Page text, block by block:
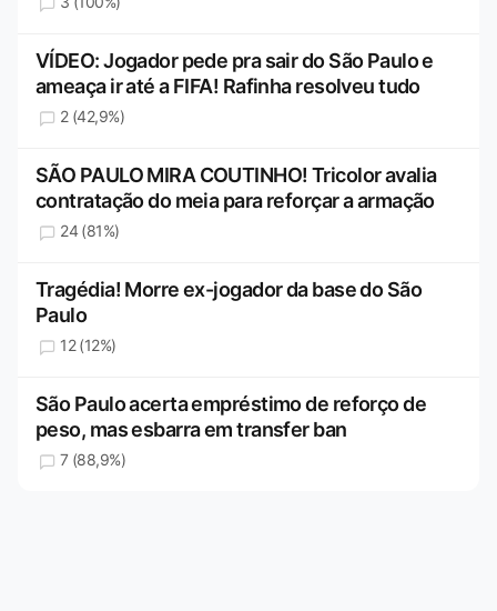
VÍDEO: Jogador pede pra sair do São Paulo e
ameaça ir até a FIFA! Rafinha resolveu tudo
2 (42,9%)
SÃO PAULO MIRA COUTINHO! Tricolor avalia
contratação do meia para reforçar a armação
24 (81%)
Tragédia! Morre ex-jogador da base do São
Paulo
12 (12%)
São Paulo acerta empréstimo de reforço de
peso, mas esbarra em transfer ban
7 (88,9%)